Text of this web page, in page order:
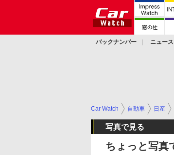
バックナンバー ニュース
Car Watch 自動車 日産
写真で見る
ちょっと写真